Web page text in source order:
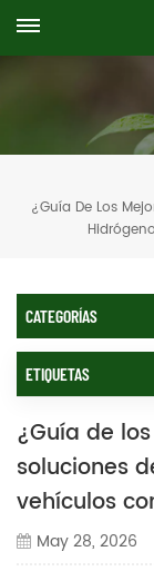
¿Guía De Los
CATEGORÍAS
ETIQUETAS
¿Guía de
soluciones
vehículos
May 28, 2026